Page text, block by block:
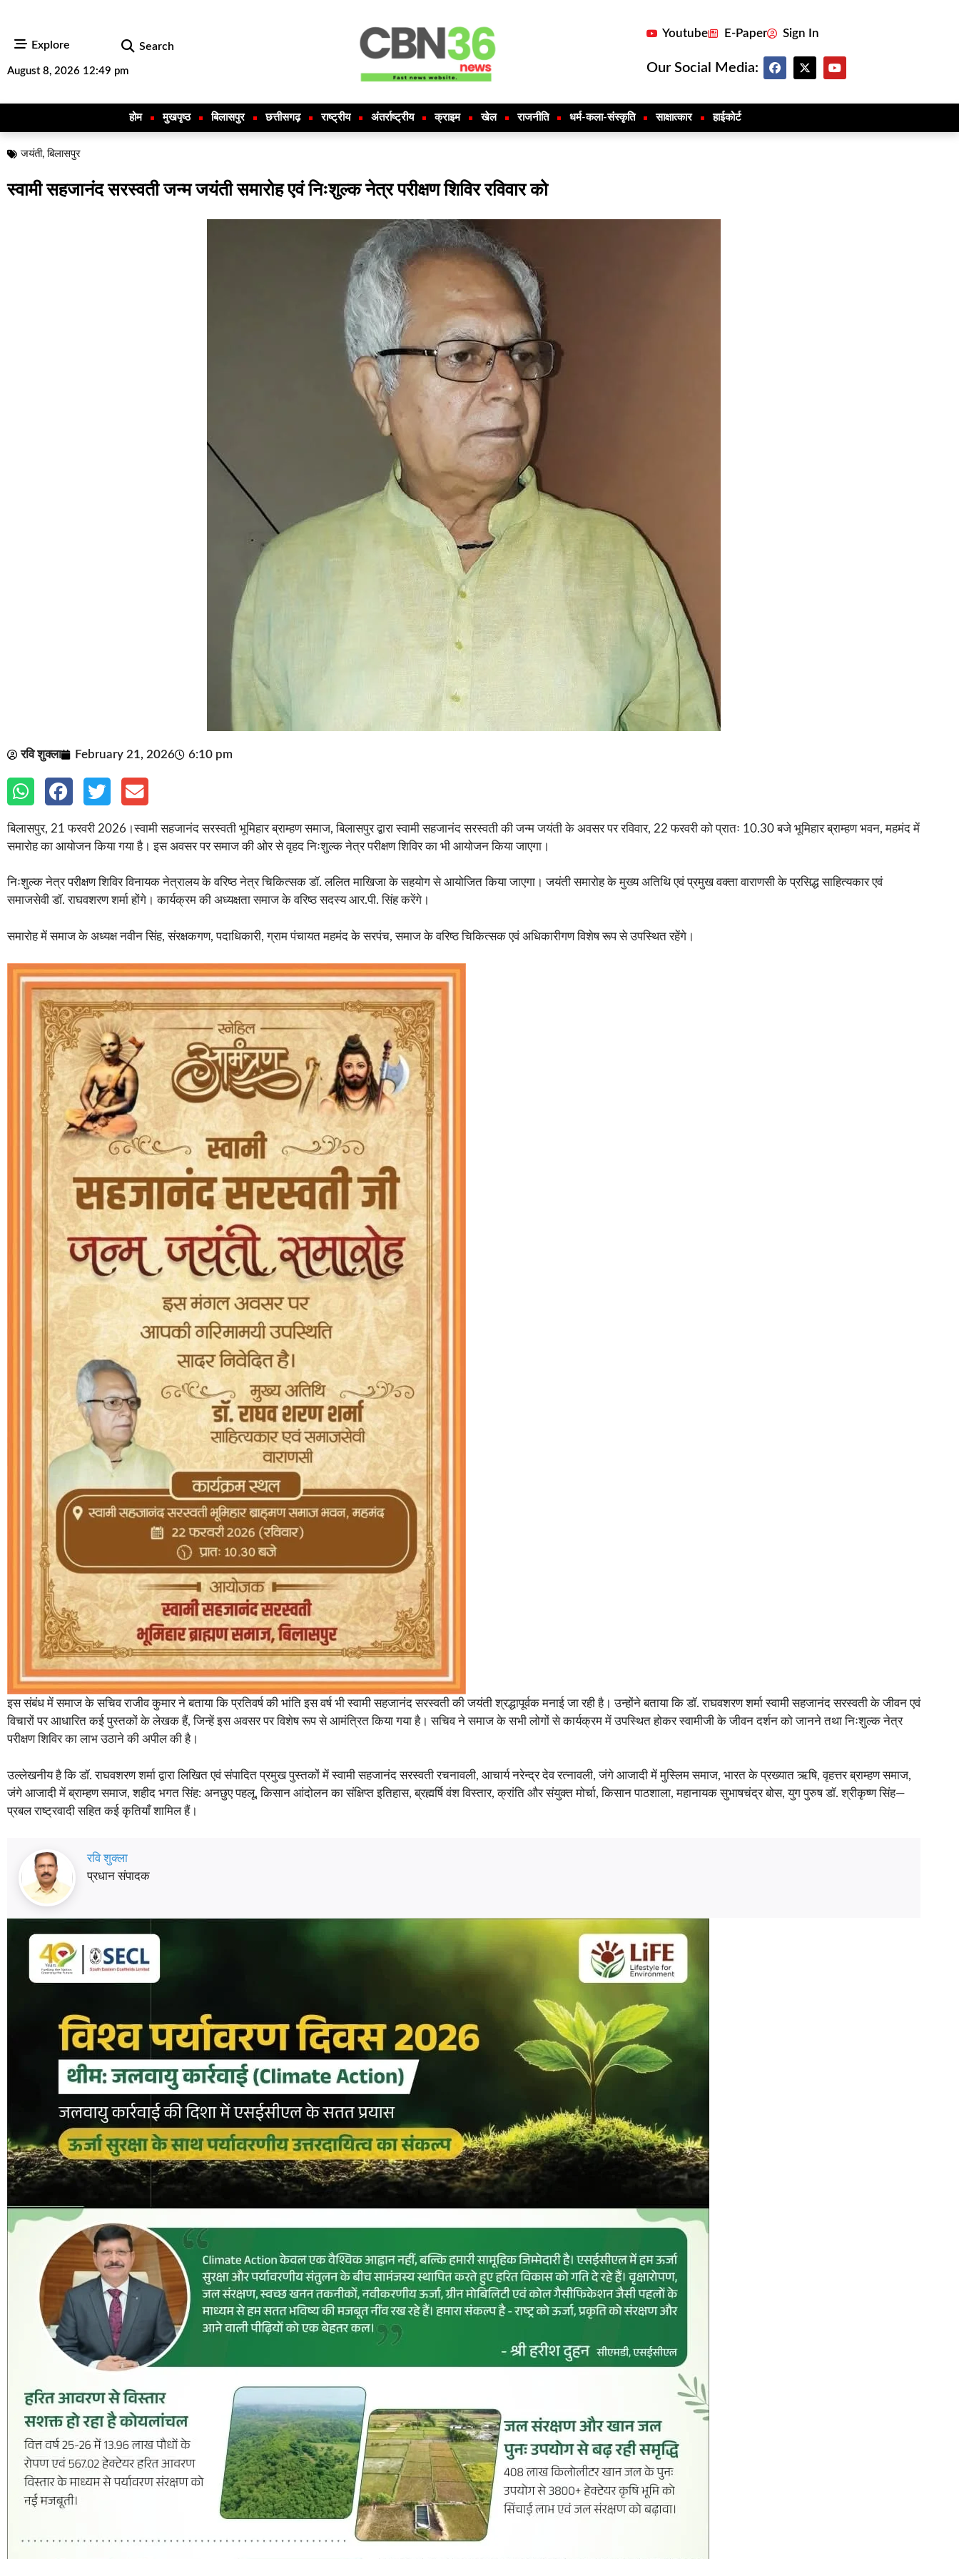
Explore Search
August 8, 2026 12:49 pm
Youtube E-Paper Sign In
Our Social Media:
होम मुखपृष्ठ बिलासपुर छत्तीसगढ़ राष्ट्रीय अंतर्राष्ट्रीय क्राइम खेल राजनीति धर्म-कला-संस्कृति साक्षात्कार हाईकोर्ट
जयंती,बिलासपुर
स्वामी सहजानंद सरस्वती जन्म जयंती समारोह एवं निःशुल्क नेत्र परीक्षण शिविर रविवार को
रवि शुक्ला February 21, 2026 6:10 pm
बिलासपुर, 21 फरवरी 2026।स्वामी सहजानंद सरस्वती भूमिहार ब्राम्हण समाज, बिलासपुर द्वारा स्वामी सहजानंद सरस्वती की जन्म जयंती के अवसर पर रविवार, 22 फरवरी को प्रातः 10.30 बजे भूमिहार ब्राम्हण भवन, महमंद में
समारोह का आयोजन किया गया है। इस अवसर पर समाज की ओर से वृहद निःशुल्क नेत्र परीक्षण शिविर का भी आयोजन किया जाएगा।
निःशुल्क नेत्र परीक्षण शिविर विनायक नेत्रालय के वरिष्ठ नेत्र चिकित्सक डॉ. ललित माखिजा के सहयोग से आयोजित किया जाएगा। जयंती समारोह के मुख्य अतिथि एवं प्रमुख वक्ता वाराणसी के प्रसिद्ध साहित्यकार एवं
समाजसेवी डॉ. राघवशरण शर्मा होंगे। कार्यक्रम की अध्यक्षता समाज के वरिष्ठ सदस्य आर.पी. सिंह करेंगे।
समारोह में समाज के अध्यक्ष नवीन सिंह, संरक्षकगण, पदाधिकारी, ग्राम पंचायत महमंद के सरपंच, समाज के वरिष्ठ चिकित्सक एवं अधिकारीगण विशेष रूप से उपस्थित रहेंगे।
इस संबंध में समाज के सचिव राजीव कुमार ने बताया कि प्रतिवर्ष की भांति इस वर्ष भी स्वामी सहजानंद सरस्वती की जयंती श्रद्धापूर्वक मनाई जा रही है। उन्होंने बताया कि डॉ. राघवशरण शर्मा स्वामी सहजानंद सरस्वती के जीवन एवं
विचारों पर आधारित कई पुस्तकों के लेखक हैं, जिन्हें इस अवसर पर विशेष रूप से आमंत्रित किया गया है। सचिव ने समाज के सभी लोगों से कार्यक्रम में उपस्थित होकर स्वामीजी के जीवन दर्शन को जानने तथा निःशुल्क नेत्र
परीक्षण शिविर का लाभ उठाने की अपील की है।
उल्लेखनीय है कि डॉ. राघवशरण शर्मा द्वारा लिखित एवं संपादित प्रमुख पुस्तकों में स्वामी सहजानंद सरस्वती रचनावली, आचार्य नरेन्द्र देव रत्नावली, जंगे आजादी में मुस्लिम समाज, भारत के प्रख्यात ऋषि, वृहत्तर ब्राम्हण समाज,
जंगे आजादी में ब्राम्हण समाज, शहीद भगत सिंह: अनछुए पहलू, किसान आंदोलन का संक्षिप्त इतिहास, ब्रह्मर्षि वंश विस्तार, क्रांति और संयुक्त मोर्चा, किसान पाठशाला, महानायक सुभाषचंद्र बोस, युग पुरुष डॉ. श्रीकृष्ण सिंह—
प्रबल राष्ट्रवादी सहित कई कृतियाँ शामिल हैं।
रवि शुक्ला
प्रधान संपादक